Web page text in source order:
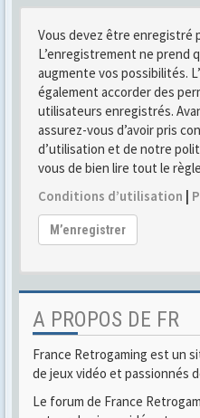
Vous devez être enregistré
L’enregistrement ne prend
augmente vos possibilités.
également accorder des
utilisateurs enregistrés.
assurez-vous d’avoir pris
d’utilisation et de notre
vous de bien lire tout le
Conditions d’utilisation |
M’enregistrer
A PROPOS DE FR
France Retrogaming est un
de jeux vidéo et passionnés
Le forum de France